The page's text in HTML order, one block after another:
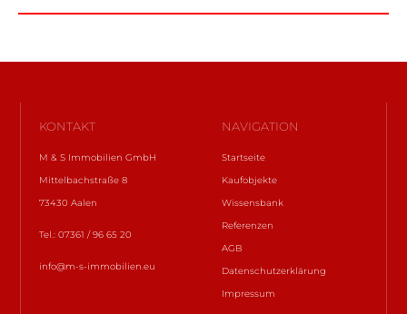
KONTAKT
M & S Immobilien GmbH
Mittelbachstraße 8
73430 Aalen
Tel.: 07361 / 96 65 20
info@m-s-immobilien.eu
NAVIGATION
Startseite
Kaufobjekte
Wissensbank
Referenzen
AGB
Datenschutzerklärung
Impressum